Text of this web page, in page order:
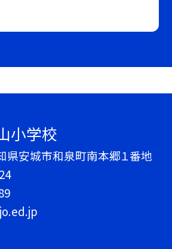
小学校
安城市和泉町南本郷１番地